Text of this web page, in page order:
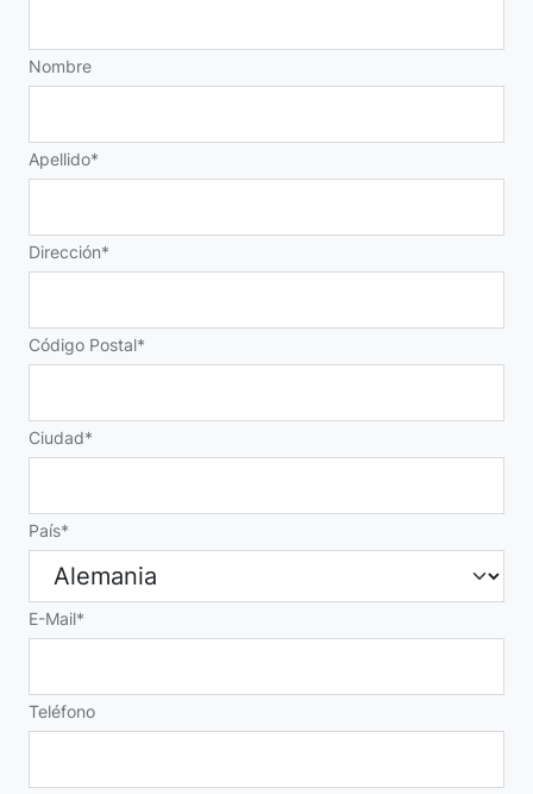
Nombre
Apellido
Dirección
Código Postal
Ciudad
País
E-Mail
Teléfono